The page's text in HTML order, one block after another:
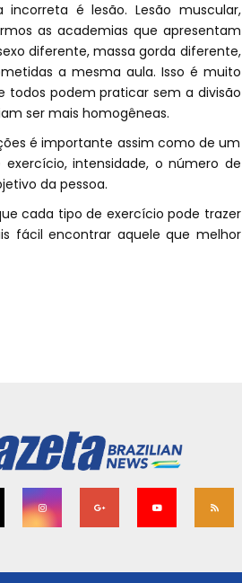
é lesão. Lesão muscular,
as academias que apresentam
diferente, massa gorda diferente,
a mesma aula. Isso é muito
todos podem praticar sem a divisão
ser mais homogêneas.
é importante assim como de um
intensidade, o número de
da pessoa.
cada tipo de exercício pode trazer
fácil encontrar aquele que melhor